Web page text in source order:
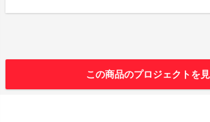
この商品のプロジェクトを